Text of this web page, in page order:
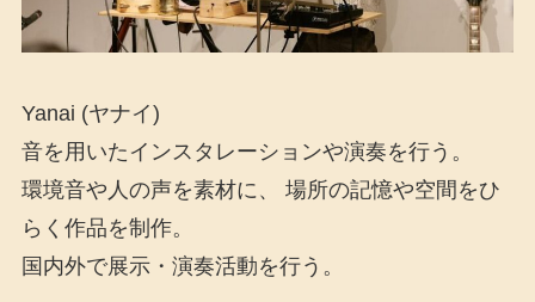
Yanai (ヤナイ)
音を用いたインスタレーションや演奏を行う。
環境音や人の声を素材に、 場所の記憶や空間をひ
らく作品を制作。
国内外で展示・演奏活動を行う。